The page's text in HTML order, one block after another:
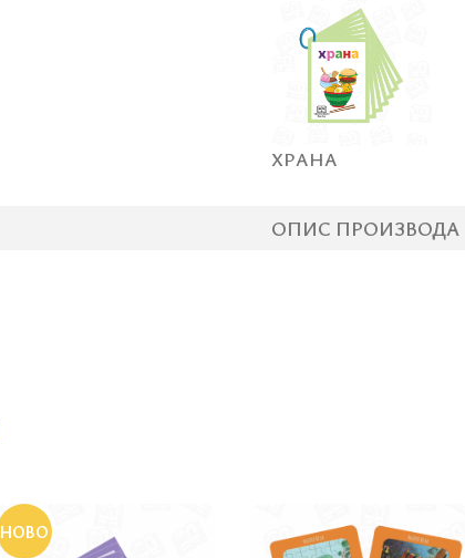
ХРАНА
ОПИС ПРОИЗВОДА
НОВО